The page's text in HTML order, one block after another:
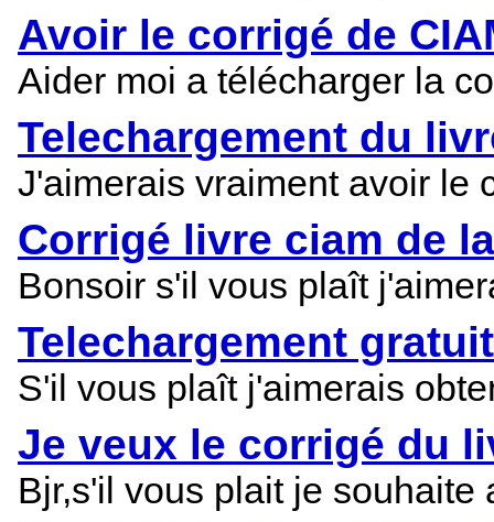
Avoir le corrigé de
Aider moi a télécharger la
Telechargement du
J'aimerais vraiment avoir le
Corrigé livre ciam de
Bonsoir s'il vous plaît
Telechargement
S'il vous plaît j'aimerais
Je veux le corrigé du
Bjr,s'il vous plait je